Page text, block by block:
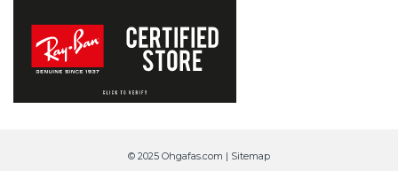
© 2025 Ohgafas.com | Sitemap